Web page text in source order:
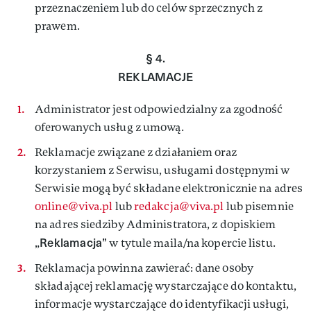
przeznaczeniem lub do celów sprzecznych z
prawem.
§ 4.
REKLAMACJE
Administrator jest odpowiedzialny za zgodność
oferowanych usług z umową.
Reklamacje związane z działaniem oraz
korzystaniem z Serwisu, usługami dostępnymi w
Serwisie mogą być składane elektronicznie na adres
online@viva.pllubredakcja@viva.pllub pisemnie
na adres siedziby Administratora, z dopiskiem
„Reklamacja”w tytule maila/na kopercie listu.
Reklamacja powinna zawierać: dane osoby
składającej reklamację wystarczające do kontaktu,
informacje wystarczające do identyfikacji usługi,